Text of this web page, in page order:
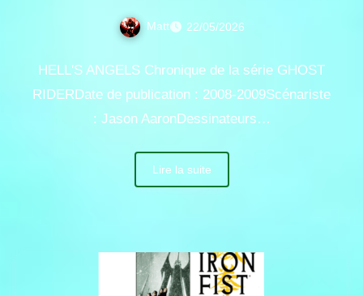
Matt 22/05/2026
HELL'S ANGELS Chronique de la série GHOST
RIDERDate de publication : 2008-2009Scénariste
: Jason AaronDessinateurs…
Lire la suite